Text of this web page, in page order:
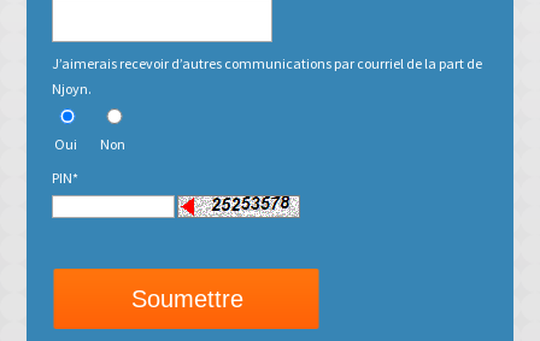
J’aimerais recevoir d’autres communications par courriel de la part de
Njoyn.
Oui
Non
PIN*